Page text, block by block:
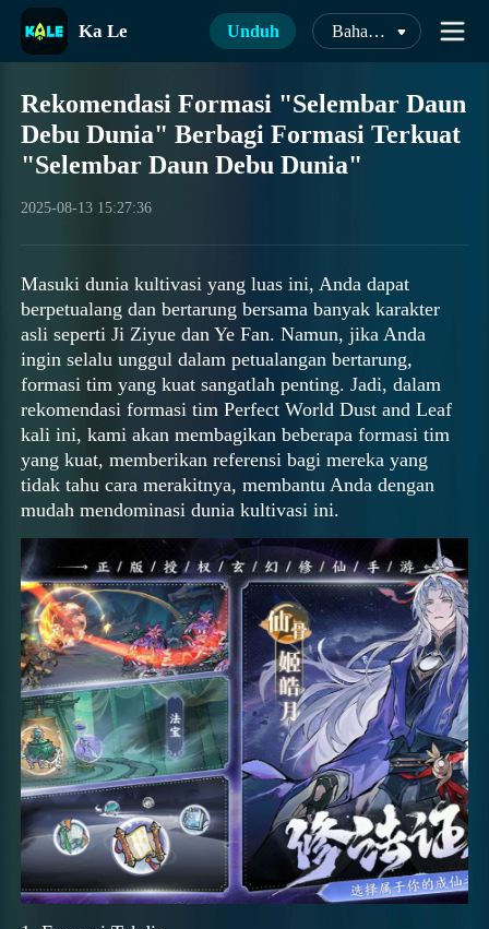
Ka Le Unduh Bahasa Indonesia
Rekomendasi Formasi "Selembar Daun
Debu Dunia" Berbagi Formasi Terkuat
"Selembar Daun Debu Dunia"
2025-08-13 15:27:36
Masuki dunia kultivasi yang luas ini, Anda dapat
berpetualang dan bertarung bersama banyak karakter
asli seperti Ji Ziyue dan Ye Fan. Namun, jika Anda
ingin selalu unggul dalam petualangan bertarung,
formasi tim yang kuat sangatlah penting. Jadi, dalam
rekomendasi formasi tim Perfect World Dust and Leaf
kali ini, kami akan membagikan beberapa formasi tim
yang kuat, memberikan referensi bagi mereka yang
tidak tahu cara merakitnya, membantu Anda dengan
mudah mendominasi dunia kultivasi ini.